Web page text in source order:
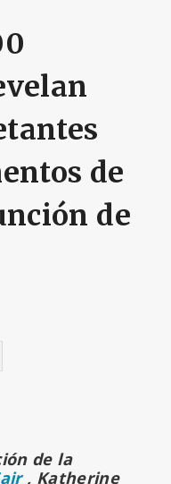
de
de
de la
, Katherine